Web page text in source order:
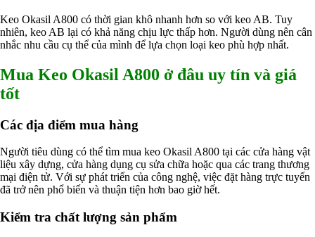
Keo Okasil A800 có thời gian khô nhanh hơn so với keo AB. Tuy
nhiên, keo AB lại có khả năng chịu lực thấp hơn. Người dùng nên cân
nhắc nhu cầu cụ thể của mình để lựa chọn loại keo phù hợp nhất.
Mua Keo Okasil A800 ở đâu uy tín và giá
tốt
Các địa điểm mua hàng
Người tiêu dùng có thể tìm mua keo Okasil A800 tại các cửa hàng vật
liệu xây dựng, cửa hàng dụng cụ sửa chữa hoặc qua các trang thương
mại điện tử. Với sự phát triển của công nghệ, việc đặt hàng trực tuyến
đã trở nên phổ biến và thuận tiện hơn bao giờ hết.
Kiểm tra chất lượng sản phẩm